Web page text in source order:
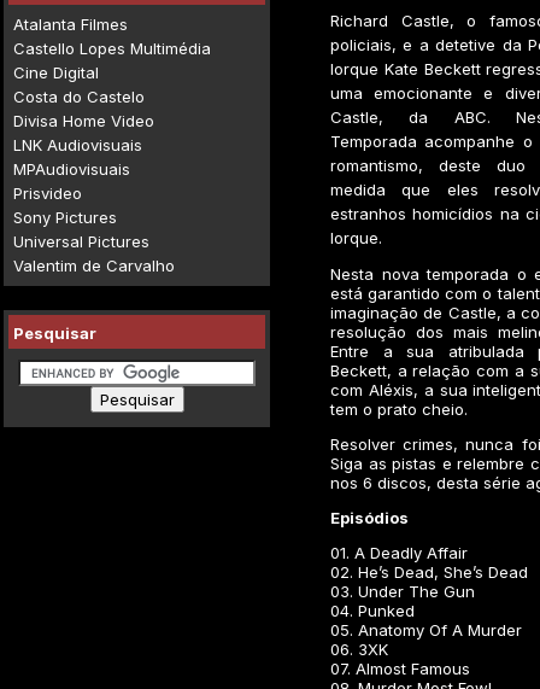
Atalanta Filmes
Castello Lopes Multimédia
Cine Digital
Costa do Castelo
Divisa Home Video
LNK Audiovisuais
MPAudiovisuais
Prisvideo
Sony Pictures
Universal Pictures
Valentim de Carvalho
Pesquisar
Richard Castle, o
policiais, e a detetive da
Iorque Kate Beckett
uma emocionante e
Castle, da ABC.
Temporada acompanhe o
romantismo, deste duo
medida que eles
estranhos homicídios na
Iorque.
Nesta nova temporada o
está garantido com o
imaginação de Castle, a
resolução dos mais
Entre a sua atribulada
Beckett, a relação com a
com Aléxis, a sua
tem o prato cheio.
Resolver crimes, nunca
Siga as pistas e relembre
nos 6 discos, desta série
Episódios
01. A Deadly Affair
02. He’s Dead, She’s Dead
03. Under The Gun
04. Punked
05. Anatomy Of A Murder
06. 3XK
07. Almost Famous